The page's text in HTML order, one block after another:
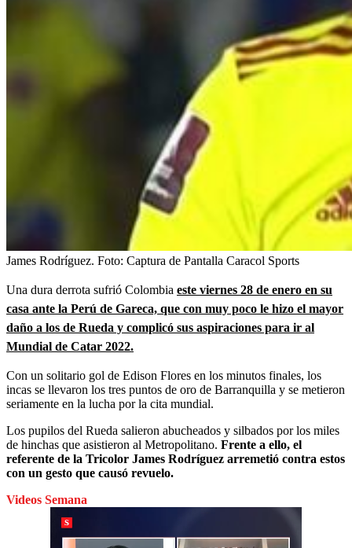
James Rodríguez. Foto: Captura de Pantalla Caracol Sports
Una dura derrota sufrió Colombia este viernes 28 de enero en su
casa ante la Perú de Gareca, que con muy poco le hizo el mayor
daño a los de Rueda y complicó sus aspiraciones para ir al
Mundial de Catar 2022.
Con un solitario gol de Edison Flores en los minutos finales, los
incas se llevaron los tres puntos de oro de Barranquilla y se metieron
seriamente en la lucha por la cita mundial.
Los pupilos del Rueda salieron abucheados y silbados por los miles
de hinchas que asistieron al Metropolitano. Frente a ello, el
referente de la Tricolor James Rodríguez arremetió contra estos
con un gesto que causó revuelo.
Videos Semana